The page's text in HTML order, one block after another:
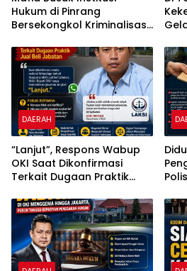
Hukum di Pinrang
Bersekongkol Kriminalisasi
DAERAH
“Lanjut”, Respons Wabup
OKI Saat Dikonfirmasi
Terkait Dugaan Praktik